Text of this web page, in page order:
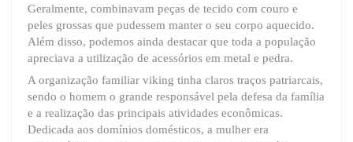
Geralmente, combinavam peças de tecido com couro e
peles grossas que pudessem manter o seu corpo aquecido.
Além disso, podemos ainda destacar que toda a população
apreciava a utilização de acessórios em metal e pedra.
A organização familiar viking tinha claros traços patriarcais,
sendo o homem o grande responsável pela defesa da família
e a realização das principais atividades econômicas.
Dedicada aos domínios domésticos, a mulher era